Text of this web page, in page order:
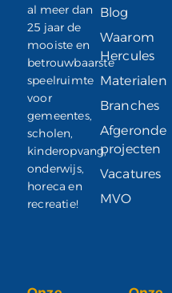
al meer dan
25 jaar de
mooiste en
betrouwbaarste
speelruimte
voor
gemeentes,
scholen,
kinderopvang,
onderwijs,
horeca en
recreatie!
Blog
Waarom
Hercules
Materialen
Branches
Afgeronde
projecten
Vacatures
MVO